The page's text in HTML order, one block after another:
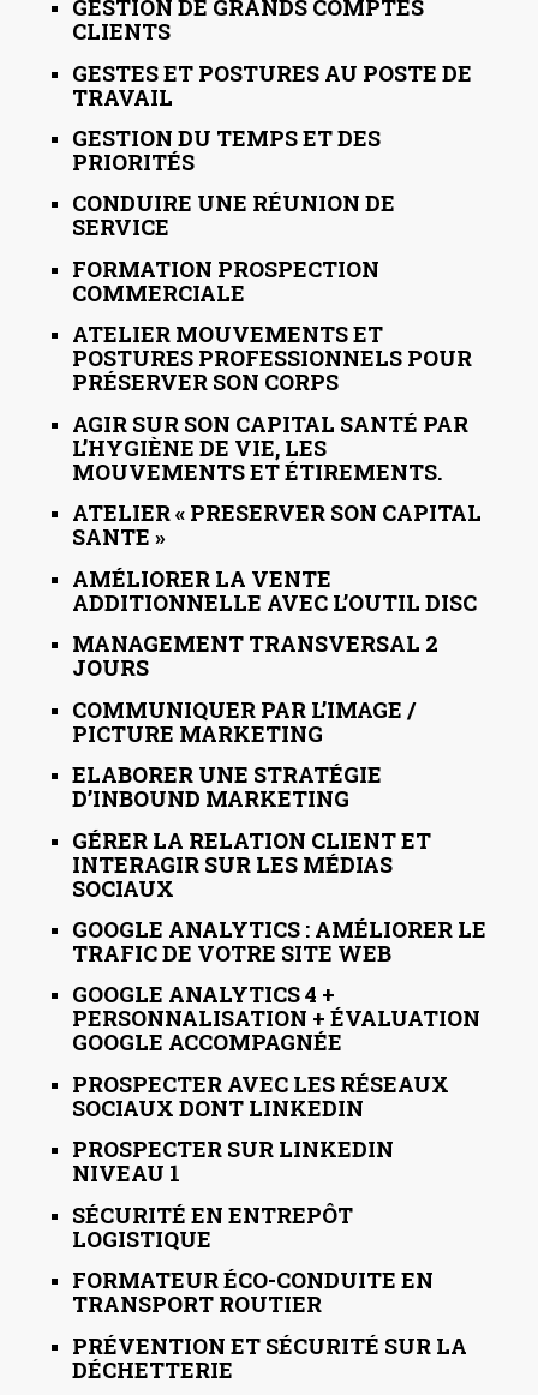
GESTION DE GRANDS COMPTES
CLIENTS
GESTES ET POSTURES AU POSTE DE
TRAVAIL
GESTION DU TEMPS ET DES
PRIORITÉS
CONDUIRE UNE RÉUNION DE
SERVICE
FORMATION PROSPECTION
COMMERCIALE
ATELIER MOUVEMENTS ET
POSTURES PROFESSIONNELS POUR
PRÉSERVER SON CORPS
AGIR SUR SON CAPITAL SANTÉ PAR
L’HYGIÈNE DE VIE, LES
MOUVEMENTS ET ÉTIREMENTS.
ATELIER « PRESERVER SON CAPITAL
SANTE »
AMÉLIORER LA VENTE
ADDITIONNELLE AVEC L’OUTIL DISC
MANAGEMENT TRANSVERSAL 2
JOURS
COMMUNIQUER PAR L’IMAGE /
PICTURE MARKETING
ELABORER UNE STRATÉGIE
D’INBOUND MARKETING
GÉRER LA RELATION CLIENT ET
INTERAGIR SUR LES MÉDIAS
SOCIAUX
GOOGLE ANALYTICS : AMÉLIORER LE
TRAFIC DE VOTRE SITE WEB
GOOGLE ANALYTICS 4 +
PERSONNALISATION + ÉVALUATION
GOOGLE ACCOMPAGNÉE
PROSPECTER AVEC LES RÉSEAUX
SOCIAUX DONT LINKEDIN
PROSPECTER SUR LINKEDIN
NIVEAU 1
SÉCURITÉ EN ENTREPÔT
LOGISTIQUE
FORMATEUR ÉCO-CONDUITE EN
TRANSPORT ROUTIER
PRÉVENTION ET SÉCURITÉ SUR LA
DÉCHETTERIE